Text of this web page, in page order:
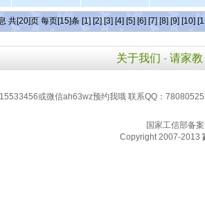
共[20]页 每页[15]条 [1] [2] [3] [4] [5] [6] [7] [8] [9] [10]
关于我们 - 请家教
或微信ah63wz预约我哦 联系QQ：
国家工信部备
Copyright 2007-2013